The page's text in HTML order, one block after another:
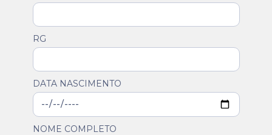
RG
DATA NASCIMENTO
NOME COMPLETO